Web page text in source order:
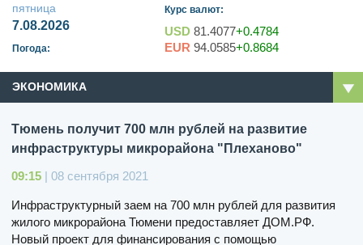
пятница
7.08.2026
Погода:
Курс валют:
USD 81.4077+0.4784
EUR 94.0585+0.8684
ЭКОНОМИКА
Тюмень получит 700 млн рублей на развитие
инфраструктуры микрорайона "Плеханово"
09:15 | 08 сентября 2021
Инфраструктурный заем на 700 млн рублей для развития
жилого микрорайона Тюмени предоставляет ДОМ.РФ.
Новый проект для финансирования с помощью